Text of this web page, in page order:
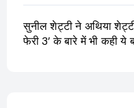
सुनील शेट्टी ने अथिया शेट्टी
फेरी 3’ के बारे में भी कही ये